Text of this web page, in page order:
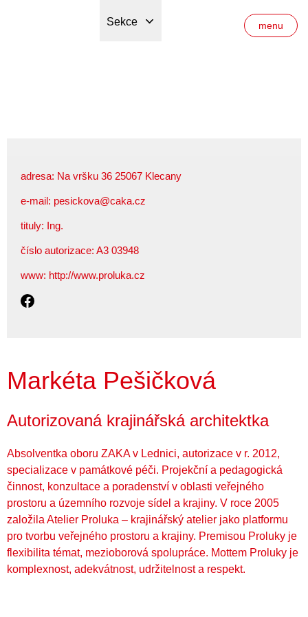
menu
Sekce
Markéta Pešičková
Autorizovaná krajinářská architektka
Absolventka oboru ZAKA v Lednici, autorizace v r. 2012,
specializace v památkové péči. Projekční a pedagogická
činnost, konzultace a poradenství v oblasti veřejného
prostoru a územního rozvoje sídel a krajiny. V roce 2005
založila Atelier Proluka – krajinářský atelier jako platformu
pro tvorbu veřejného prostoru a krajiny. Premisou Proluky je
flexibilita témat, mezioborová spolupráce. Mottem Proluky je
komplexnost, adekvátnost, udržitelnost a respekt.
adresa: Na vršku 36 25067 Klecany
e-mail: pesickova@caka.cz
tituly: Ing.
číslo autorizace: A3 03948
www: http://www.proluka.cz